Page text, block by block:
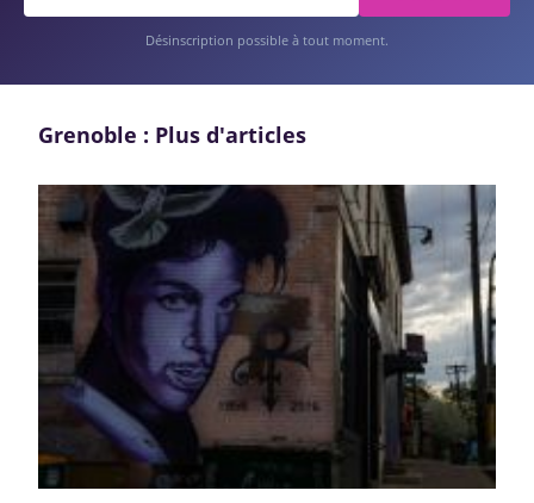
Désinscription possible à tout moment.
Grenoble : Plus d'articles